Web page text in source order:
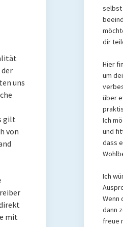
uns
gilt
von
mit
selbst
dir
Hier
um
über
Ich
und
dass
Ich
Wenn
dann
freue